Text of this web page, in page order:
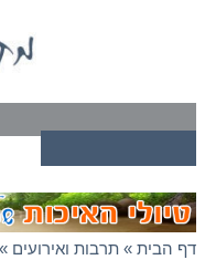
דף הבית » תרבות ואירועים »